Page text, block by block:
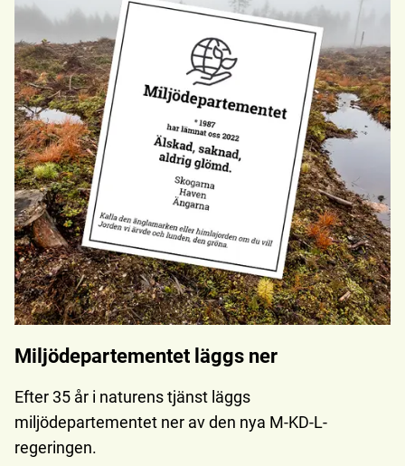
Miljödepartementet läggs ner
Efter 35 år i naturens tjänst läggs
miljödepartementet ner av den nya M-KD-L-
regeringen.